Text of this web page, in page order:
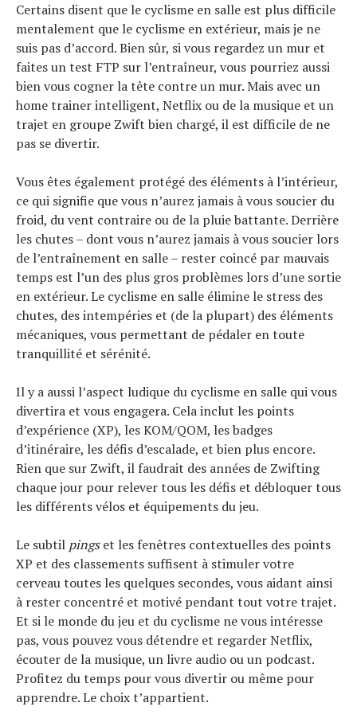
Certains disent que le cyclisme en salle est plus difficile
mentalement que le cyclisme en extérieur, mais je ne
suis pas d’accord. Bien sûr, si vous regardez un mur et
faites un test FTP sur l’entraîneur, vous pourriez aussi
bien vous cogner la tête contre un mur. Mais avec un
home trainer intelligent, Netflix ou de la musique et un
trajet en groupe Zwift bien chargé, il est difficile de ne
pas se divertir.
Vous êtes également protégé des éléments à l’intérieur,
ce qui signifie que vous n’aurez jamais à vous soucier du
froid, du vent contraire ou de la pluie battante. Derrière
les chutes – dont vous n’aurez jamais à vous soucier lors
de l’entraînement en salle – rester coincé par mauvais
temps est l’un des plus gros problèmes lors d’une sortie
en extérieur. Le cyclisme en salle élimine le stress des
chutes, des intempéries et (de la plupart) des éléments
mécaniques, vous permettant de pédaler en toute
tranquillité et sérénité.
Il y a aussi l’aspect ludique du cyclisme en salle qui vous
divertira et vous engagera. Cela inclut les points
d’expérience (XP), les KOM/QOM, les badges
d’itinéraire, les défis d’escalade, et bien plus encore.
Rien que sur Zwift, il faudrait des années de Zwifting
chaque jour pour relever tous les défis et débloquer tous
les différents vélos et équipements du jeu.
Le subtil pingset les fenêtres contextuelles des points
XP et des classements suffisent à stimuler votre
cerveau toutes les quelques secondes, vous aidant ainsi
à rester concentré et motivé pendant tout votre trajet.
Et si le monde du jeu et du cyclisme ne vous intéresse
pas, vous pouvez vous détendre et regarder Netflix,
écouter de la musique, un livre audio ou un podcast.
Profitez du temps pour vous divertir ou même pour
apprendre. Le choix t’appartient.